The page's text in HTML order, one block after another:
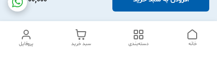
پروفایل سبد خرید دسته‌بندی خانه